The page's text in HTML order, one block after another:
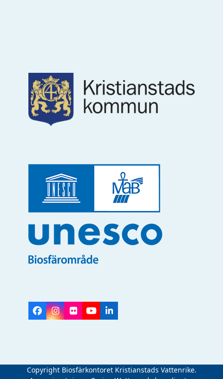
Facebook
Instagram
FlickrYouTubeLinkedIn
Copyright Biosfärkontoret Kristianstads Vattenrike.